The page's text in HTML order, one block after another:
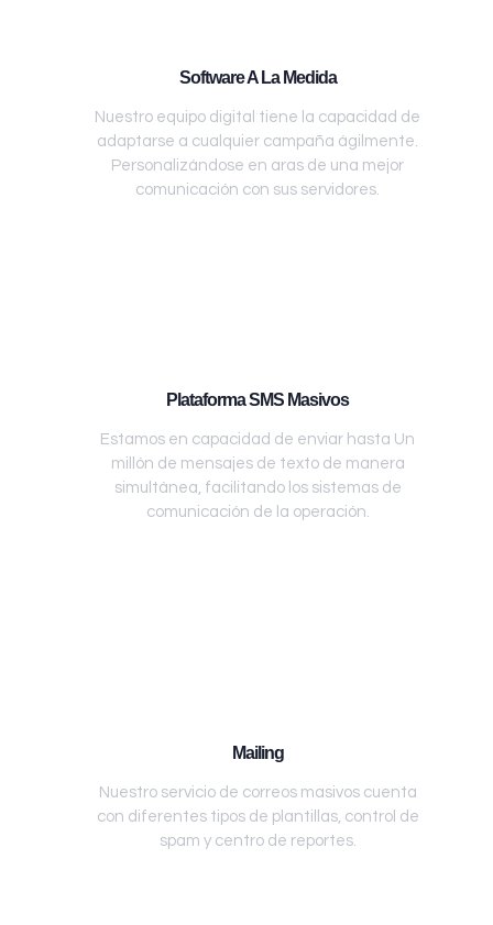
Software A La Medida
Nuestro equipo digital tiene la capacidad de
adaptarse a cualquier campaña ágilmente.
Personalizándose en aras de una mejor
comunicación con sus servidores.
Plataforma SMS Masivos
Estamos en capacidad de enviar hasta Un
millón de mensajes de texto de manera
simultánea, facilitando los sistemas de
comunicación de la operación.
Mailing
Nuestro servicio de correos masivos cuenta
con diferentes tipos de plantillas, control de
spam y centro de reportes.